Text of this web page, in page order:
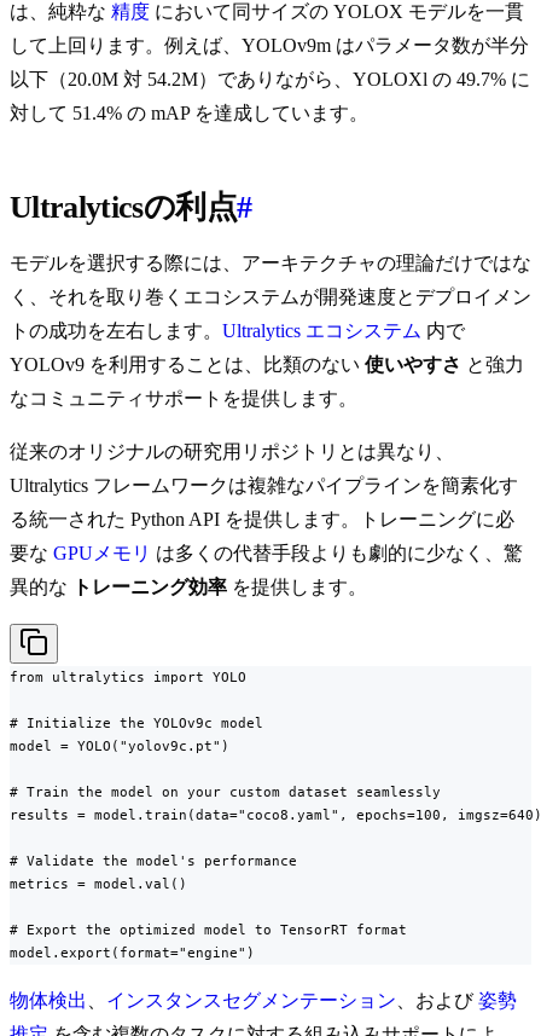
は、純粋な 精度 において同サイズの YOLOX モデルを一貫
して上回ります。例えば、YOLOv9m はパラメータ数が半分
以下（20.0M 対 54.2M）でありながら、YOLOXl の 49.7% に
対して 51.4% の mAP を達成しています。
Ultralyticsの利点#
モデルを選択する際には、アーキテクチャの理論だけではな
く、それを取り巻くエコシステムが開発速度とデプロイメン
トの成功を左右します。 Ultralytics エコシステム 内で
YOLOv9 を利用することは、比類のない 使いやすさ と強力
なコミュニティサポートを提供します。
従来のオリジナルの研究用リポジトリとは異なり、
Ultralytics フレームワークは複雑なパイプラインを簡素化す
る統一された Python API を提供します。トレーニングに必
要な GPUメモリ は多くの代替手段よりも劇的に少なく、驚
異的な
トレーニング効率 を提供します。
from ultralytics import YOLO
# Initialize the YOLOv9c model
model = YOLO("yolov9c.pt")
# Train the model on your custom dataset seamlessly
results = model.train(data="coco8.yaml", epochs=100, imgsz=640)
# Validate the model's performance
metrics = model.val()
# Export the optimized model to TensorRT format
model.export(format="engine")
物体検出 インスタンスセグメンテーション 、および姿勢